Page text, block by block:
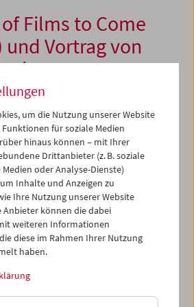
Films to Come
und Vortrag von
-Festivals in Krems, das heuer
dem Filmmuseum ein
Projekt namensVertical Cinema
Frage nach den historischen
bzw. der Filmprojektion. Der New
und
Timothy Druckrey, dessen
und ihren
haben, wird in seinem Vortrag u.a.
um die Nutzung unserer Website
für soziale Medien
hinaus können – mit Ihrer
Drittanbieter (z. B. soziale
oder Analyse-Dienste)
Inhalte und Anzeigen zu
Ihre Nutzung unserer Website
Anbieter können die dabei
weiteren Informationen
diese im Rahmen Ihrer Nutzung
haben.